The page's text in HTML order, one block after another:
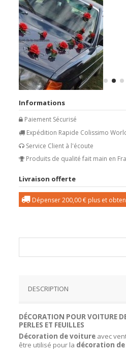
Informations
Paiement Sécurisé
Expédition Rapide Colissimo
Service Client à l'écoute
Produits de qualité fait main en
Livraison offerte
Dépenser200,00 € plus et
DESCRIPTION
DÉCORATION POUR VOITURE
PERLES ET FEUILLES
Décoration de voiture avec
être utilisé pour la décoration